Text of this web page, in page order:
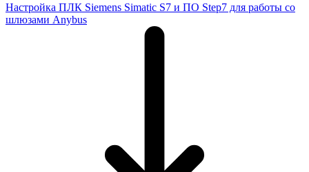
Настройка ПЛК Siemens Simatic S7 и ПО Step7 для работы со
шлюзами Anybus